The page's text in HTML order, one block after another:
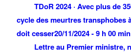
TDoR 2024 · Avec plus de
cycle des meurtres transphobes
doit cesser20/11/2024 - 9 h 00 min
Lettre au Premier ministre,